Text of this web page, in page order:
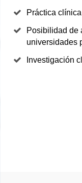
Práctica
Posibilidad de
universidades
Investigación